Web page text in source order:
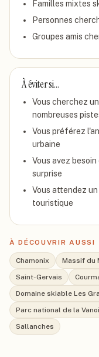
Familles mixtes
Personnes
Groupes amis
À éviter si…
Vous cherchez
nombreuses
Vous préférez
urbaine
Vous avez
surprise
Vous attendez
touristique
À DÉCOUVRIR AUSSI
Chamonix Massif du
Saint-Gervais
Domaine skiable Les
Parc national de la
Sallanches